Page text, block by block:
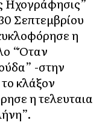
Ηχογράφησις”
Σεπτεμβρίου
η
“Όταν
-στην
κλάξον
η τελευταια